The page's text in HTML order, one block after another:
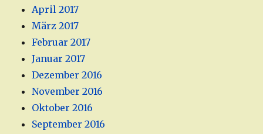
April 2017
März 2017
Februar 2017
Januar 2017
Dezember 2016
November 2016
Oktober 2016
September 2016